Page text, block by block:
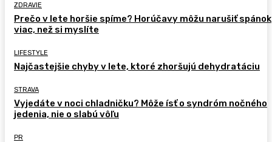
ZDRAVIE
Prečo v lete horšie spíme? Horúčavy môžu narušiť spánok
viac, než si myslíte
LIFESTYLE
Najčastejšie chyby v lete, ktoré zhoršujú dehydratáciu
STRAVA
Vyjedáte v noci chladničku? Môže ísť o syndróm nočného
jedenia, nie o slabú vôľu
PR